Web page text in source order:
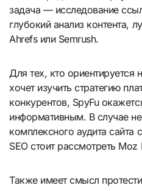
задача — исследование
глубокий анализ контента,
Ahrefs или Semrush.
Для тех, кто
хочет изучить стратегию
конкурентов, SpyFu
информативным. В случае
комплексного аудита сайта
SEO стоит рассмотреть Moz
Также имеет смысл